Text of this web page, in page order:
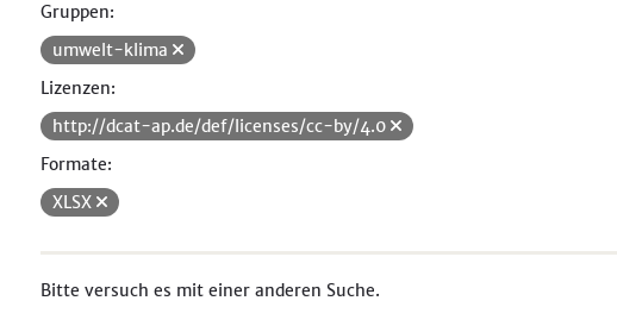
Gruppen:
umwelt-klima
Lizenzen:
http://dcat-ap.de/def/licenses/cc-by/4.0
Formate:
XLSX
Bitte versuch es mit einer anderen Suche.